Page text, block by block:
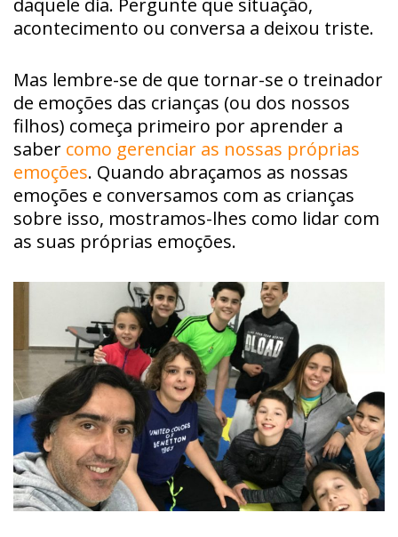
daquele dia. Pergunte que situação,
acontecimento ou conversa a deixou triste.
Mas lembre-se de que tornar-se o treinador
de emoções das crianças (ou dos nossos
filhos) começa primeiro por aprender a
saber como gerenciar as nossas próprias
emoções. Quando abraçamos as nossas
emoções e conversamos com as crianças
sobre isso, mostramos-lhes como lidar com
as suas próprias emoções.